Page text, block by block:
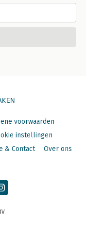
voorwaarden
instellingen
& Contact Over ons